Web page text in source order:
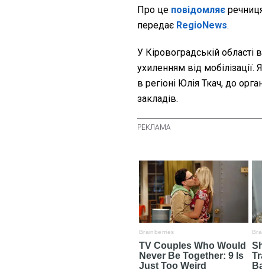
Про це повідомляє
передає RegioNews.
У Кіровоградській області
ухиленням від
в регіоні Юлія Ткач, до
закладів.